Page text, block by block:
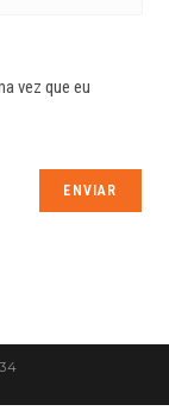
vez que eu